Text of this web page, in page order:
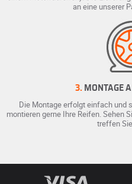
an eine unserer
3. MONTAGE
Die Montage erfolgt einfach und
montieren gerne Ihre Reifen. Sehen
treffen